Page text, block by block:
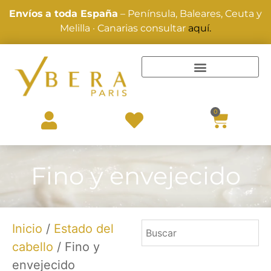
Envíos a toda España – Península, Baleares, Ceuta y
Melilla · Canarias consultar aquí.
0
Fino y envejecido
Inicio / Estado del
cabello / Fino y
envejecido